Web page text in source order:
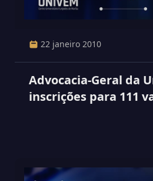
22 janeiro 2010
Advocacia-Geral da
inscrições para 111